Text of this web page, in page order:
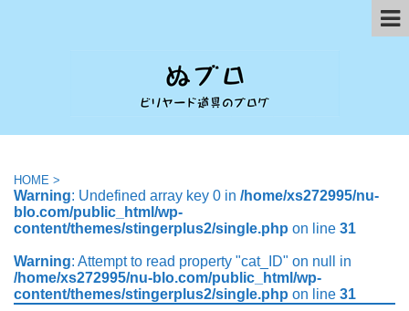
HOME >
Warning: Undefined array key 0 in /home/xs272995/nu-
blo.com/public_html/wp-
content/themes/stingerplus2/single.php on line 31
Warning: Attempt to read property "cat_ID" on null in
/home/xs272995/nu-blo.com/public_html/wp-
content/themes/stingerplus2/single.php on line 31